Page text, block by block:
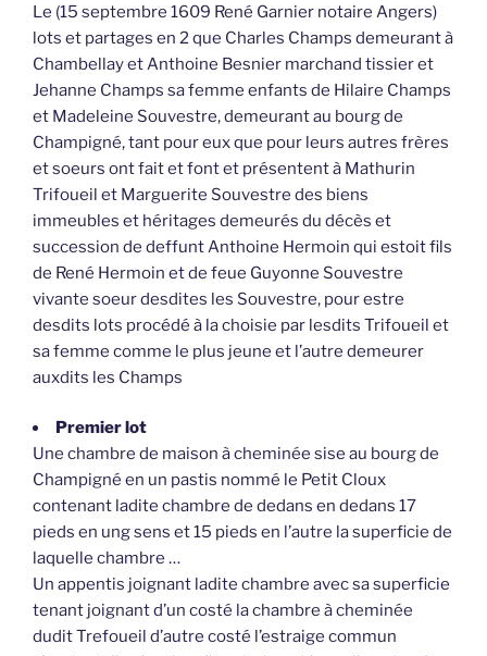
Le (15 septembre 1609 René Garnier notaire Angers)
lots et partages en 2 que Charles Champs demeurant à
Chambellay et Anthoine Besnier marchand tissier et
Jehanne Champs sa femme enfants de Hilaire Champs
et Madeleine Souvestre, demeurant au bourg de
Champigné, tant pour eux que pour leurs autres frères
et soeurs ont fait et font et présentent à Mathurin
Trifoueil et Marguerite Souvestre des biens
immeubles et héritages demeurés du décès et
succession de deffunt Anthoine Hermoin qui estoit fils
de René Hermoin et de feue Guyonne Souvestre
vivante soeur desdites les Souvestre, pour estre
desdits lots procédé à la choisie par lesdits Trifoueil et
sa femme comme le plus jeune et l’autre demeurer
auxdits les Champs
Premier lot
Une chambre de maison à cheminée sise au bourg de
Champigné en un pastis nommé le Petit Cloux
contenant ladite chambre de dedans en dedans 17
pieds en ung sens et 15 pieds en l’autre la superficie de
laquelle chambre …
Un appentis joignant ladite chambre avec sa superficie
tenant joignant d’un costé la chambre à cheminée
dudit Trefoueil d’autre costé l’estraige commun